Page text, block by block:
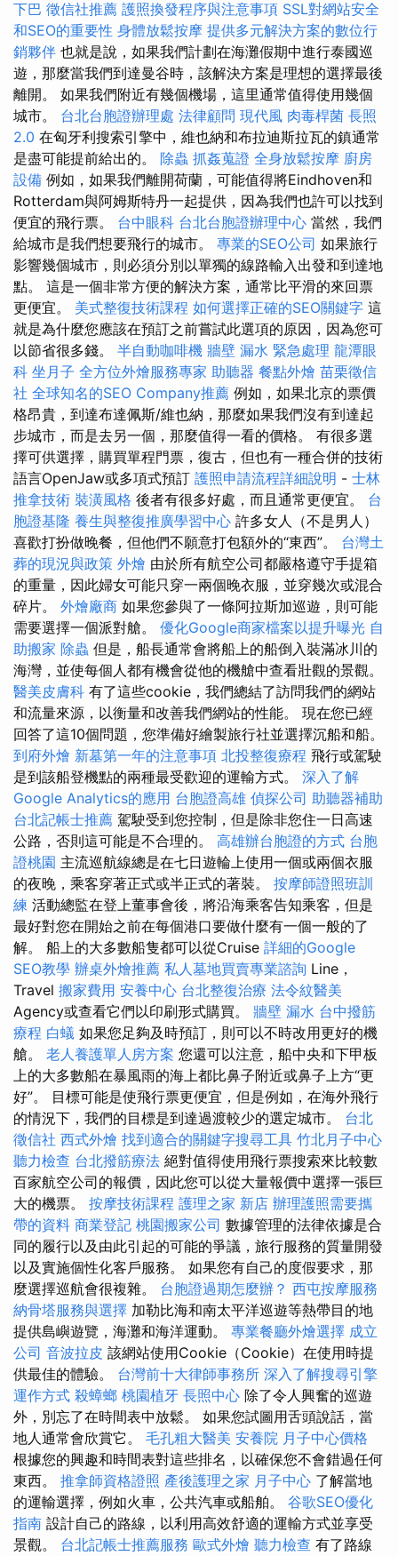
下巴 徵信社推薦 護照換發程序與注意事項 SSL對網站安全
和SEO的重要性 身體放鬆按摩 提供多元解決方案的數位行
銷夥伴 也就是說，如果我們計劃在海灘假期中進行泰國巡
遊，那麼當我們到達曼谷時，該解決方案是理想的選擇最後
離開。 如果我們附近有幾個機場，這里通常值得使用幾個
城市。 台北台胞證辦理處 法律顧問 現代風 肉毒桿菌 長照
2.0 在匈牙利搜索引擎中，維也納和布拉迪斯拉瓦的鎮通常
是盡可能提前給出的。 除蟲 抓姦蒐證 全身放鬆按摩 廚房
設備 例如，如果我們離開荷蘭，可能值得將Eindhoven和
Rotterdam與阿姆斯特丹一起提供，因為我們也許可以找到
便宜的飛行票。 台中眼科 台北台胞證辦理中心 當然，我們
給城市是我們想要飛行的城市。 專業的SEO公司 如果旅行
影響幾個城市，則必須分別以單獨的線路輸入出發和到達地
點。 這是一個非常方便的解決方案，通常比平滑的來回票
更便宜。 美式整復技術課程 如何選擇正確的SEO關鍵字 這
就是為什麼您應該在預訂之前嘗試此選項的原因，因為您可
以節省很多錢。 半自動咖啡機 牆壁 漏水 緊急處理 龍潭眼
科 坐月子 全方位外燴服務專家 助聽器 餐點外燴 苗栗徵信
社 全球知名的SEO Company推薦 例如，如果北京的票價
格昂貴，到達布達佩斯/維也納，那麼如果我們沒有到達起
步城市，而是去另一個，那麼值得一看的價格。 有很多選
擇可供選擇，購買單程門票，復古，但也有一種合併的技術
語言OpenJaw或多項式預訂 護照申請流程詳細說明 - 士林
推拿技術 裝潢風格 後者有很多好處，而且通常更便宜。 台
胞證基隆 養生與整復推廣學習中心 許多女人（不是男人）
喜歡打扮做晚餐，但他們不願意打包額外的“東西”。 台灣土
葬的現況與政策 外燴 由於所有航空公司都嚴格遵守手提箱
的重量，因此婦女可能只穿一兩個晚衣服，並穿幾次或混合
碎片。 外燴廠商 如果您參與了一條阿拉斯加巡遊，則可能
需要選擇一個派對艙。 優化Google商家檔案以提升曝光 自
助搬家 除蟲 但是，船長通常會將船上的船倒入裝滿冰川的
海灣，並使每個人都有機會從他的機艙中查看壯觀的景觀。
醫美皮膚科 有了這些cookie，我們總結了訪問我們的網站
和流量來源，以衡量和改善我們網站的性能。 現在您已經
回答了這10個問題，您準備好繪製旅行社並選擇沉船和船。
到府外燴 新墓第一年的注意事項 北投整復療程 飛行或駕駛
是到該船登機點的兩種最受歡迎​​的運輸方式。 深入了解
Google Analytics的應用 台胞證高雄 偵探公司 助聽器補助
台北記帳士推薦 駕駛受到您控制，但是除非您住一日高速
公路，否則這可能是不合理的。 高雄辦台胞證的方式 台胞
證桃園 主流巡航線總是在七日遊輪上使用一個或兩個衣服
的夜晚，乘客穿著正式或半正式的著裝。 按摩師證照班訓
練 活動總監在登上董事會後，將沿海乘客告知乘客，但是
最好對您在開始之前在每個港口要做什麼有一個一般的了
解。 船上的大多數船隻都可以從Cruise 詳細的Google
SEO教學 辦桌外燴推薦 私人墓地買賣專業諮詢 Line，
Travel 搬家費用 安養中心 台北整復治療 法令紋醫美
Agency或查看它們以印刷形式購買。 牆壁 漏水 台中撥筋
療程 白蟻 如果您足夠及時預訂，則可以不時改用更好的機
艙。 老人養護單人房方案 您還可以注意，船中央和下甲板
上的大多數船在暴風雨的海上都比鼻子附近或鼻子上方“更
好”。 目標可能是使飛行票更便宜，但是例如，在海外飛行
的情況下，我們的目標是到達過渡較少的選定城市。 台北
徵信社 西式外燴 找到適合的關鍵字搜尋工具 竹北月子中心
聽力檢查 台北撥筋療法 絕對值得使用飛行票搜索來比較數
百家航空公司的報價，因此您可以從大量報價中選擇一張巨
大的機票。 按摩技術課程 護理之家 新店 辦理護照需要攜
帶的資料 商業登記 桃園搬家公司 數據管理的法律依據是合
同的履行以及由此引起的可能的爭議，旅行服務的質量開發
以及實施個性化客戶服務。 如果您有自己的度假要求，那
麼選擇巡航會很複雜。 台胞證過期怎麼辦？ 西屯按摩服務
納骨塔服務與選擇 加勒比海和南太平洋巡遊等熱帶目的地
提供島嶼遊覽，海灘和海洋運動。 專業餐廳外燴選擇 成立
公司 音波拉皮 該網站使用Cookie（Cookie）在使用時提
供最佳的體驗。 台灣前十大律師事務所 深入了解搜尋引擎
運作方式 殺蟑螂 桃園植牙 長照中心 除了令人興奮的巡遊
外，別忘了在時間表中放鬆。 如果您試圖用舌頭說話，當
地人通常會欣賞它。 毛孔粗大醫美 安養院 月子中心價格
根據您的興趣和時間表對這些排名，以確保您不會錯過任何
東西。 推拿師資格證照 產後護理之家 月子中心 了解當地
的運輸選擇，例如火車，公共汽車或船舶。 谷歌SEO優化
指南 設計自己的路線，以利用高效舒適的運輸方式並享受
景觀。 台北記帳士推薦服務 歐式外燴 聽力檢查 有了路線